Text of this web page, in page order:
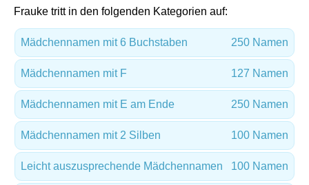
Frauke tritt in den folgenden Kategorien auf:
Mädchennamen mit 6 Buchstaben 250 Namen
Mädchennamen mit F 127 Namen
Mädchennamen mit E am Ende 250 Namen
Mädchennamen mit 2 Silben 100 Namen
Leicht auszusprechende Mädchennamen 100 Namen